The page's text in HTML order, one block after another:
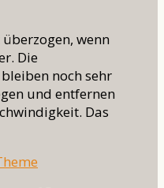
wenn
Die
noch sehr
und entfernen
Das